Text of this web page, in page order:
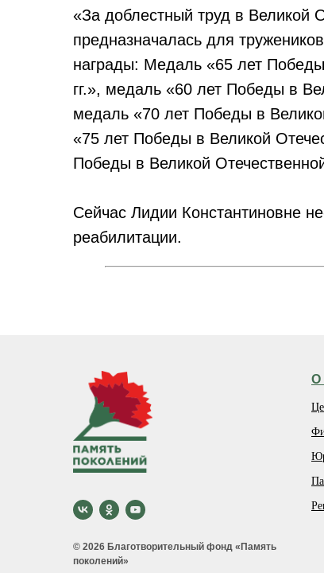
«За доблестный труд в Великой
предназначалась для
награды: Медаль «65 лет
гг.», медаль «60 лет Победы в
медаль «70 лет Победы в
«75 лет Победы в Великой
Победы в Великой
Сейчас Лидии Константиновне
реабилитации.
© 2026 Благотворительный фонд «Память
поколений»
О